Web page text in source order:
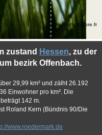
zustand Hessen, zu der
bezirk Offenbach.
29,99 km² und zälht 26.192
Einwohner pro km². Die
142 m.
Roland Kern (Bündnis 90/Die
www.roedermark.de
©photo-libre.fr